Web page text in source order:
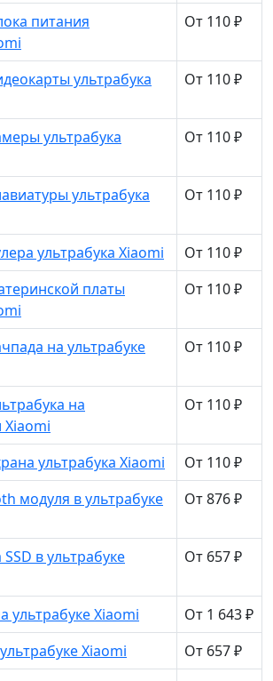
питания
От 110 ₽
ультрабука
От 110 ₽
ультрабука
От 110 ₽
ультрабука
От 110 ₽
ультрабука Xiaomi
От 110 ₽
платы
От 110 ₽
на ультрабуке
От 110 ₽
на
Xiaomi
От 110 ₽
ультрабука Xiaomi
От 110 ₽
модуля в ультрабуке
От 876 ₽
в ультрабуке
От 657 ₽
ультрабуке Xiaomi
От 1 643 ₽
Xiaomi
От 657 ₽